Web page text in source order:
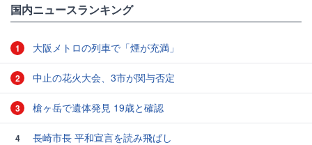
国内ニュースランキング
1 大阪メトロの列車で「煙が充満」
2 中止の花火大会、3市が関与否定
3 槍ヶ岳で遺体発見 19歳と確認
4 長崎市長 平和宣言を読み飛ばし